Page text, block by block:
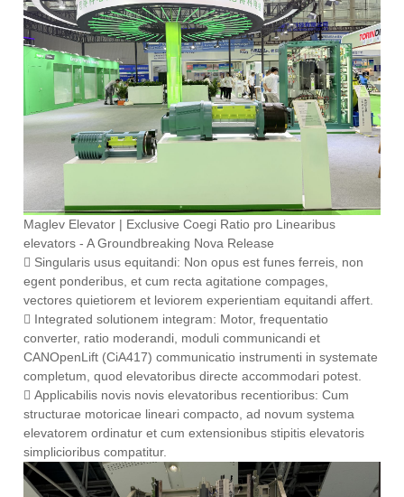
Maglev Elevator | Exclusive Coegi Ratio pro Linearibus
elevators - A Groundbreaking Nova Release
 Singularis usus equitandi: Non opus est funes ferreis, non
egent ponderibus, et cum recta agitatione compages,
vectores quietiorem et leviorem experientiam equitandi affert.
 Integrated solutionem integram: Motor, frequentatio
converter, ratio moderandi, moduli communicandi et
CANOpenLift (CiA417) communicatio instrumenti in systemate
completum, quod elevatoribus directe accommodari potest.
 Applicabilis novis novis elevatoribus recentioribus: Cum
structurae motoricae lineari compacto, ad novum systema
elevatorem ordinatur et cum extensionibus stipitis elevatoris
simplicioribus compatitur.